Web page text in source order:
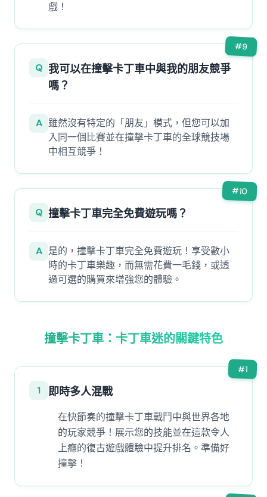
戲！
#9
Q 我可以在撞擊卡丁車中與我的朋友競爭
嗎？
A 雖然沒有特定的「朋友」模式，但您可以加
入同一個比賽並在撞擊卡丁車的全球競技場
中相互競爭！
#10
Q 撞擊卡丁車完全免費遊玩嗎？
A 是的，撞擊卡丁車完全免費遊玩！享受數小
時的卡丁車樂趣，而無需花費一毛錢，或透
過可選的購買來增強您的體驗。
撞擊卡丁車：卡丁車迷的關鍵特色
#1
1 即時多人混戰
在快節奏的撞擊卡丁車戰鬥中與世界各地
的玩家競爭！展示您的技能並在這款令人
上癮的復古遊戲體驗中提升排名。準備好
撞擊！